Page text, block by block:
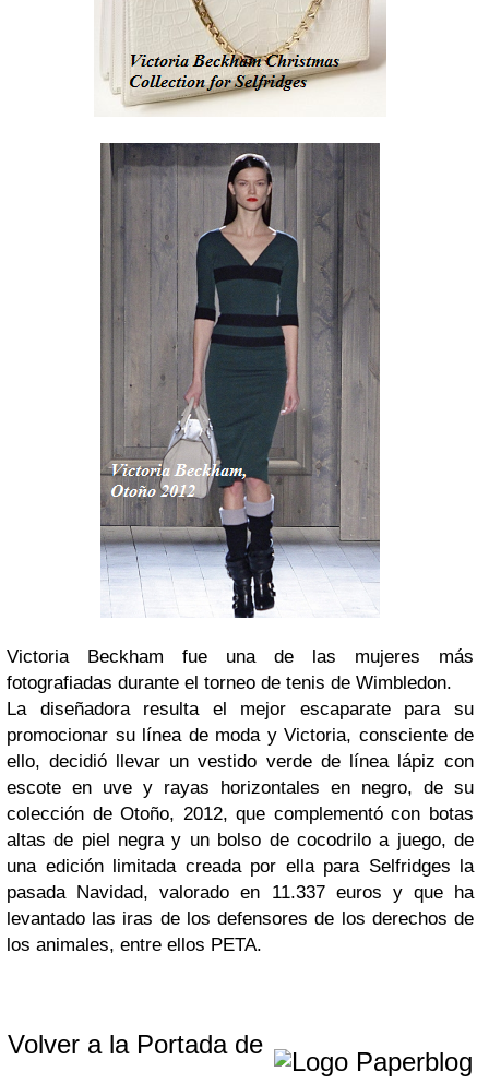
Victoria Beckham fue una de las mujeres más
fotografiadas durante el torneo de tenis de Wimbledon.
La diseñadora resulta el mejor escaparate para su
promocionar su línea de moda y Victoria, consciente de
ello, decidió llevar un vestido verde de línea lápiz con
escote en uve y rayas horizontales en negro, de su
colección de Otoño, 2012, que complementó con botas
altas de piel negra y un bolso de cocodrilo a juego, de
una edición limitada creada por ella para Selfridges la
pasada Navidad, valorado en 11.337 euros y que ha
levantado las iras de los defensores de los derechos de
los animales, entre ellos PETA.
Volver a la Portada de